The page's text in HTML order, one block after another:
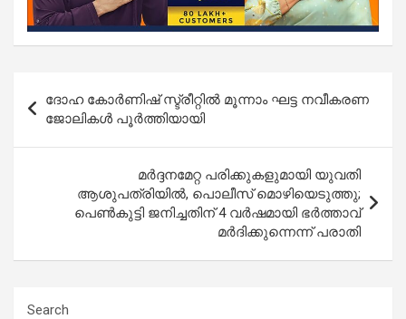
navigation
ദോഹ കോർണിഷ് സ്ട്രീറ്റിൽ മൂന്നാം ഘട്ട നവീകരണ
ജോലികൾ പൂർത്തിയായി
മർദ്ദനമേറ്റ പരിക്കുകളുമായി യുവതി
ആശുപത്രിയിൽ, പൊലീസ് മൊഴിയെടുത്തു;
പെൺകുട്ടി ജനിച്ചതിന് 4 വർഷമായി ഭർത്താവ്
മർദിക്കുന്നെന്ന് പരാതി
Search